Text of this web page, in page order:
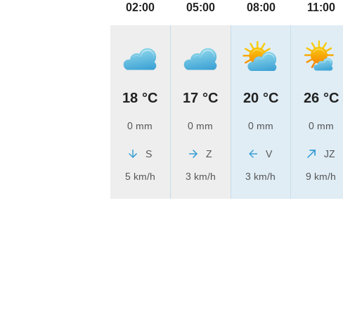
02:00
18 °C
0 mm
S
5 km/h
05:00
17 °C
0 mm
Z
3 km/h
08:00
20 °C
0 mm
V
3 km/h
11:00
26 °C
0 mm
JZ
9 km/h